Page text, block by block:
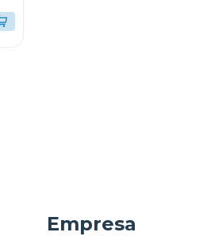
Empresa